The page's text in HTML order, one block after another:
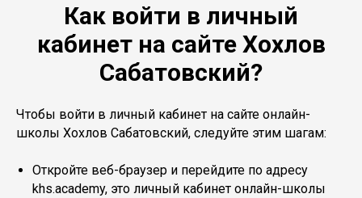
Как войти в личный
кабинет на сайте Хохлов
Сабатовский?
Чтобы войти в личный кабинет на сайте онлайн-
школы Хохлов Сабатовский, следуйте этим шагам:
Откройте веб-браузер и перейдите по адресу
khs.academy, это личный кабинет онлайн-школы